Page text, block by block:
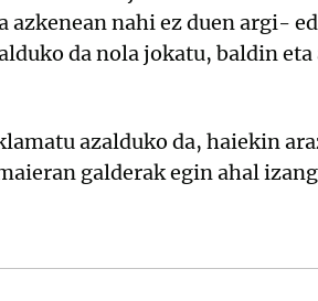
nahi ez duen argi-
da nola jokatu, baldin
azalduko da, haiekin
galderak egin ahal